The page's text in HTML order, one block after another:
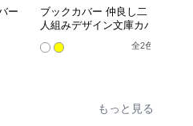
ー
ブックカバー 仲良し二
人組みデザイン文庫カバ
全2色
もっと見る